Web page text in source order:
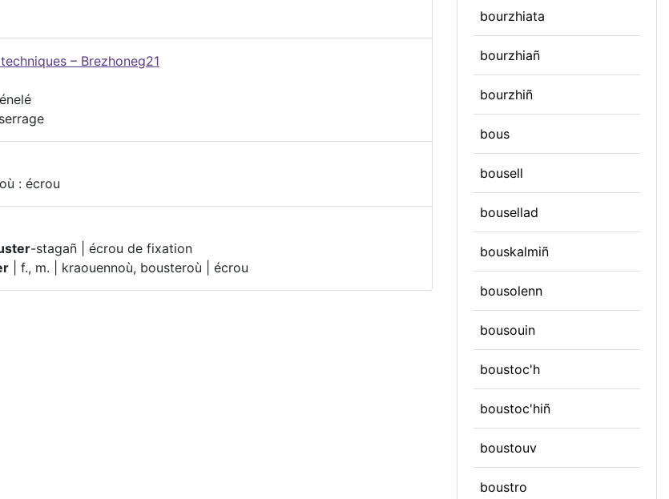
– Brezhoneg21
: écrou
-stagañ | écrou de fixation
| f., m. | kraouennoù, bousteroù | écrou
bourzhiata
bourzhiañ
bourzhiñ
bous
bousell
bousellad
bouskalmiñ
bousolenn
bousouin
boustoc'h
boustoc'hiñ
boustouv
boustro